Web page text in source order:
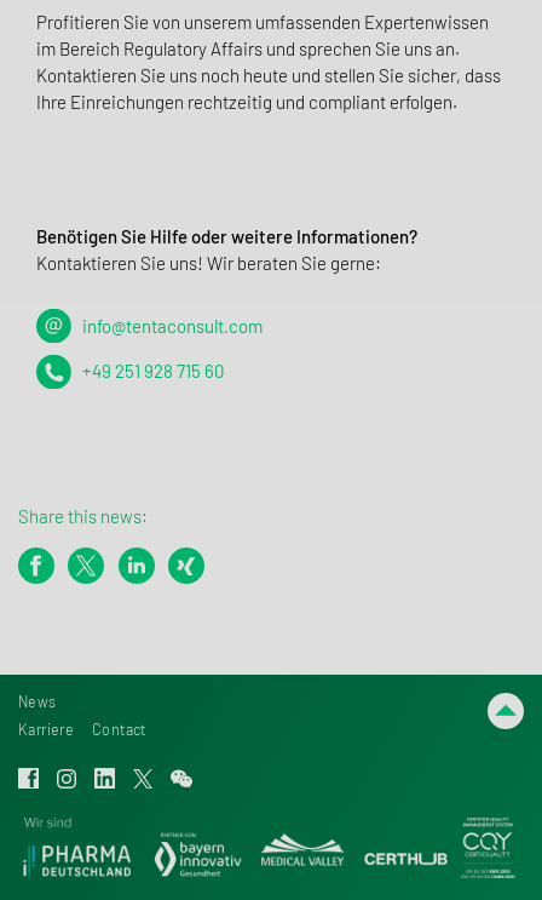
Profitieren Sie von unserem umfassenden Expertenwissen
im Bereich Regulatory Affairs und sprechen Sie uns an.
Kontaktieren Sie uns noch heute und stellen Sie sicher, dass
Ihre Einreichungen rechtzeitig und compliant erfolgen.
Benötigen Sie Hilfe oder weitere Informationen?
Kontaktieren Sie uns! Wir beraten Sie gerne:
info@tentaconsult.com
+49 251 928 715 60
Share this news:
News
Karriere
Contact